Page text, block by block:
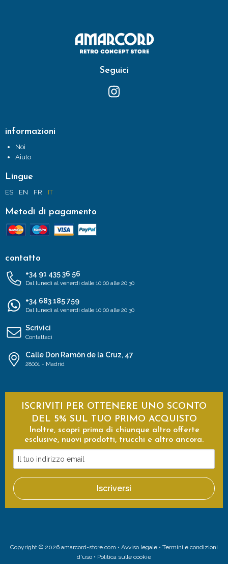
Seguici
informazioni
Noi
Aiuto
Lingue
ES EN FR IT
Metodi di pagamento
contatto
+34 91 435 36 56
Dal lunedì al venerdì dalle 10:00 alle 20:30
+34 683 185 759
Dal lunedì al venerdì dalle 10:00 alle 20:30
Scrivici
Contattaci
Calle Don Ramón de la Cruz, 47
28001 - Madrid
ISCRIVITI PER OTTENERE UNO SCONTO
DEL 5% SUL TUO PRIMO ACQUISTO
Inoltre, scopri prima di chiunque altro offerte
esclusive, nuovi prodotti, trucchi e altro ancora.
tuo
indirizzo
email
Iscriversi
Copyright © 2026 amarcord-store.com • Avviso legale • Termini e condizioni
d'uso • Politica sulle cookie